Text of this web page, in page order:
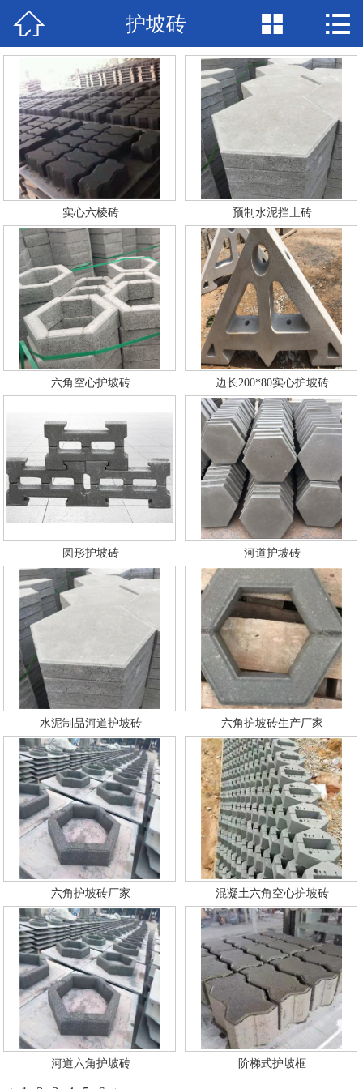
网站首页
产品展示
新闻中心
检验报告
关于兴圣
视频中心
在线留言
联系我们
 护坡砖  
实心六棱砖 预制水泥挡土砖
六角空心护坡砖 边长200*80实心护坡砖
圆形护坡砖 河道护坡砖
水泥制品河道护坡砖 六角护坡砖生产厂家
六角护坡砖厂家 混凝土六角空心护坡砖
河道六角护坡砖 阶梯式护坡框